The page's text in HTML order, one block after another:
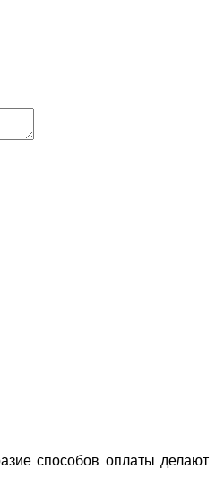
способов оплаты делают